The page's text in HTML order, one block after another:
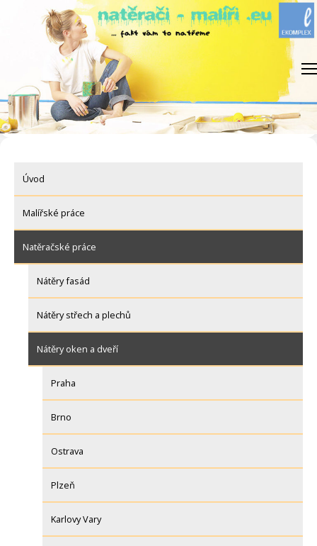
Úvod
Malířské práce
Natěračské práce
Nátěry fasád
Nátěry střech a plechů
Nátěry oken a dveří
Praha
Brno
Ostrava
Plzeň
Karlovy Vary